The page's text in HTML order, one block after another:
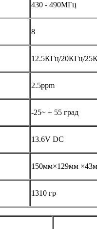
430 - 490MГц
8
12.5КГц/20КГц/
2.5ppm
-25~ + 55 град
13.6V DC
150мм×129мм
1310 гр